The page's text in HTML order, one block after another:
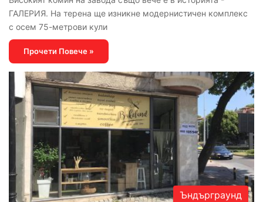
ГАЛЕРИЯ. На терена ще изникне модернистичен комплекс
с осем 75-метрови кули
Прочети Повече »
Ъндърграунд